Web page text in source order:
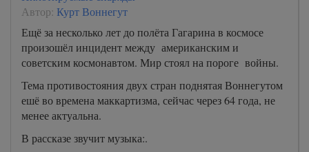
Автор: Курт Воннегут
Ещё за несколько лет до полёта Гагарина в космосе
произошёл инцидент между американским и
советским космонавтом. Мир стоял на пороге войны.
Тема противостояния двух стран поднятая Воннегутом
ешё во времена маккартизма, сейчас через 64 года, не
менее актуальна.
В рассказе звучит музыка:.